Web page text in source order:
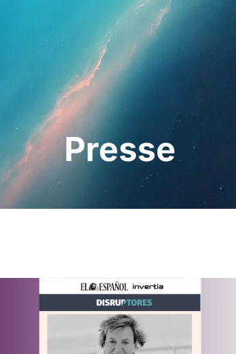
Für Patienten Nachrichten
Presse